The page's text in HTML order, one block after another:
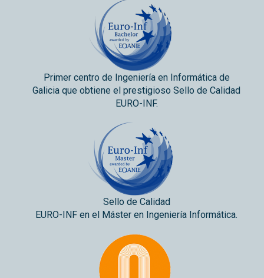
Primer centro de Ingeniería en Informática de
Galicia que obtiene el prestigioso Sello de Calidad
EURO-INF.
Sello de Calidad
EURO-INF en el Máster en Ingeniería Informática.